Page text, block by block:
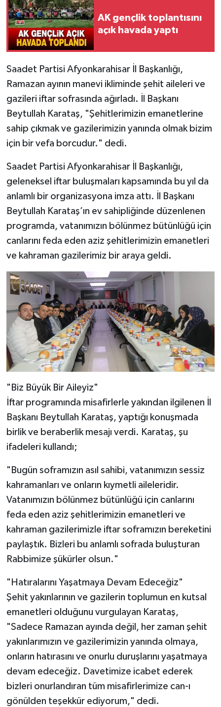
AK gençlik toplantısını
açık havada yaptı
Saadet Partisi Afyonkarahisar İl Başkanlığı,
Ramazan ayının manevi ikliminde şehit aileleri ve
gazileri iftar sofrasında ağırladı. İl Başkanı
Beytullah Karataş, "Şehitlerimizin emanetlerine
sahip çıkmak ve gazilerimizin yanında olmak bizim
için bir vefa borcudur." dedi.
Saadet Partisi Afyonkarahisar İl Başkanlığı,
geleneksel iftar buluşmaları kapsamında bu yıl da
anlamlı bir organizasyona imza attı. İl Başkanı
Beytullah Karataş’ın ev sahipliğinde düzenlenen
programda, vatanımızın bölünmez bütünlüğü için
canlarını feda eden aziz şehitlerimizin emanetleri
ve kahraman gazilerimiz bir araya geldi.
"Biz Büyük Bir Aileyiz"
İftar programında misafirlerle yakından ilgilenen İl
Başkanı Beytullah Karataş, yaptığı konuşmada
birlik ve beraberlik mesajı verdi. Karataş, şu
ifadeleri kullandı;
"Bugün soframızın asıl sahibi, vatanımızın sessiz
kahramanları ve onların kıymetli aileleridir.
Vatanımızın bölünmez bütünlüğü için canlarını
feda eden aziz şehitlerimizin emanetleri ve
kahraman gazilerimizle iftar soframızın bereketini
paylaştık. Bizleri bu anlamlı sofrada buluşturan
Rabbimize şükürler olsun."
"Hatıralarını Yaşatmaya Devam Edeceğiz"
Şehit yakınlarının ve gazilerin toplumun en kutsal
emanetleri olduğunu vurgulayan Karataş,
"Sadece Ramazan ayında değil, her zaman şehit
yakınlarımızın ve gazilerimizin yanında olmaya,
onların hatırasını ve onurlu duruşlarını yaşatmaya
devam edeceğiz. Davetimize icabet ederek
bizleri onurlandıran tüm misafirlerimize can-ı
gönülden teşekkür ediyorum," dedi.